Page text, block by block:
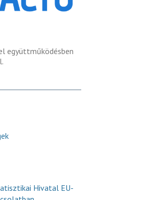
együttműködésben
Hivatal EU-